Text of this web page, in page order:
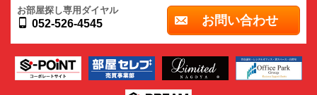
お部屋探し専用ダイヤル
052-526-4545 お問い合わせ